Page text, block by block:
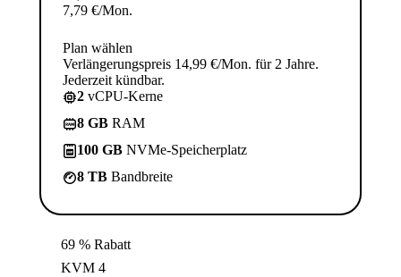
7,79 €/Mon.
Plan wählen
Verlängerungspreis 14,99 €/Mon. für 2 Jahre.
Jederzeit kündbar.
2 vCPU-Kerne
8 GB RAM
100 GB NVMe-Speicherplatz
8 TB Bandbreite
69 % Rabatt
KVM 4